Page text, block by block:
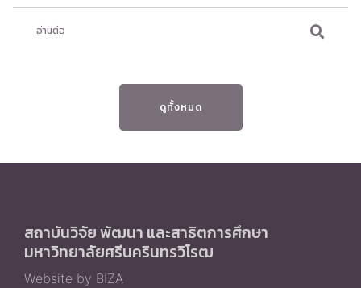
อ่านต่อ
ดูทั้งหมด
สถาบันวิจัย พัฒนา และสาธิตการศึกษา
มหาวิทยาลัยศรีนครินทรวิโรฒ
Website by BIZA